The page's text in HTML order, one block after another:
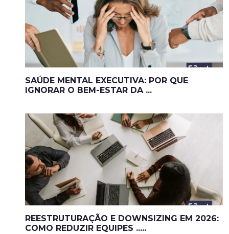
SAÚDE MENTAL EXECUTIVA: POR QUE
IGNORAR O BEM-ESTAR DA ...
REESTRUTURAÇÃO E DOWNSIZING EM 2026:
COMO REDUZIR EQUIPES .....